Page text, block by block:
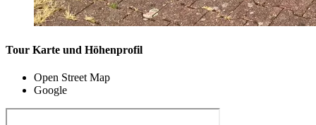
Tour Karte und Höhenprofil
Open Street Map
Google